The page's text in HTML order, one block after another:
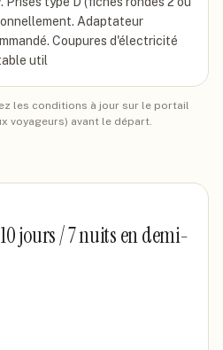
Adaptateur
Coupures d'électricité
util
les conditions à jour sur le portail
voyageurs) avant le départ.
jours / 7 nuits en demi-